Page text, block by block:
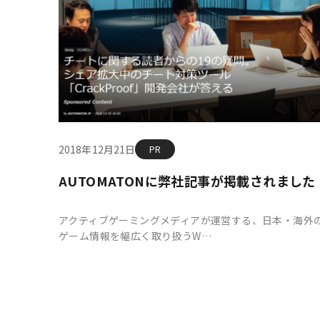
AUTOMATONに弊社記事が掲載されました
アクティブゲーミングメディアが運営する、日本・海外
ゲーム情報を幅広く取り扱うW…
2018年12月21日 PR